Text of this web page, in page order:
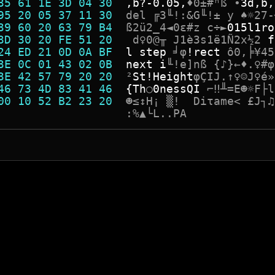
61 1E 3D 04 30
, b?-0 . 05 , ♦0±#ⁿß •3d , b ,
20 05 37 11 30
del ╔3╙! :&G╙!± y ♠☼27-
60 20 63 79 B4
ß2ü2 4◄0ε#z c÷►015l1ro
30 20 FE 51 20
d♀0@╥ J1è3s1ë1Ñ2x½2 f
ED 21 0D 0A BF
l step ╛ φ ! rect ô0 , ╞¥45
0C 01 43 02 0B
next i╙! e] nß {♪}←♦ . ♀#φ
42 57 79 20 20
²St ! HeightφÇIJ . ↑♀☺J♀é»
73 4D 83 41 46
{Th○0nessQI ⌐‼╨=E☻☼F ├l
10 52 B2 23 20
☻≤↕H ¡ ▒! Diτame< £J┐ ♫
41
:%▲ └L . . PA